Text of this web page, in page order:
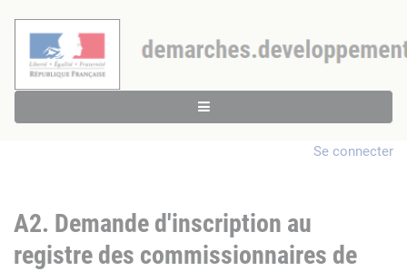
Se connecter
A2. Demande d'inscription au
registre des commissionnaires de